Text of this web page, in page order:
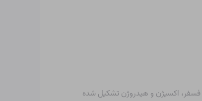
اکسیژن و هیدروژن تشکیل شده